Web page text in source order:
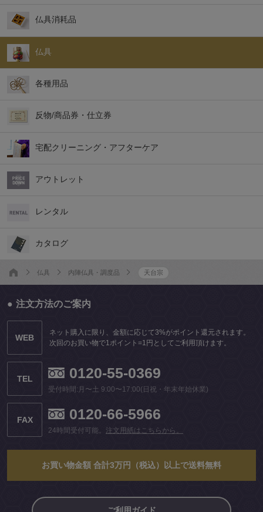
仏具消耗品
仏具
各種用品
反物/商品券・仕立券
宅配クリーニング・アフターケア
アウトレット
レンタル
カタログ
仏具 内陣仏具・調度品 天台宗
注文方法のご案内
WEB
ネット購入に限り、金額に応じて3%がポイント還元されます。
次回のお買い物で1ポイント=1円としてご利用頂けます。
TEL 0120-55-0369
受付時間:月〜土 9:00〜17:00(日祝・年末年始休業)
FAX 0120-66-5966
24時間受付可能。 注文用紙はこちらから。
お買い物金額 合計3万円（税込）以上で送料無料